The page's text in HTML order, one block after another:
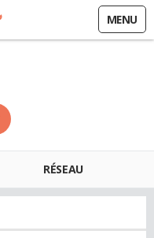
MENU
RÉSEAU